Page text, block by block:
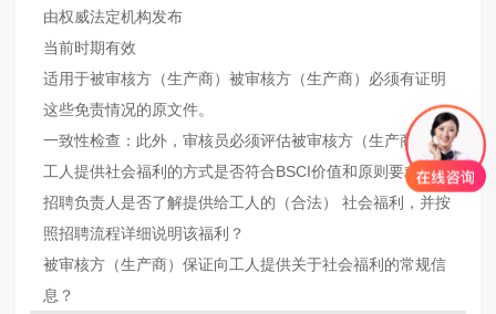
由权威法定机构发布
当前时期有效
适用于被审核方（生产商）被审核方（生产商）必须有证明
这些免责情况的原文件。
一致性检查：此外，审核员必须评估被审核方（生产商）向
工人提供社会福利的方式是否符合BSCI价值和原则要求。
招聘负责人是否了解提供给工人的（合法） 社会福利，并按
照招聘流程详细说明该福利？
被审核方（生产商）保证向工人提供关于社会福利的常规信
息？